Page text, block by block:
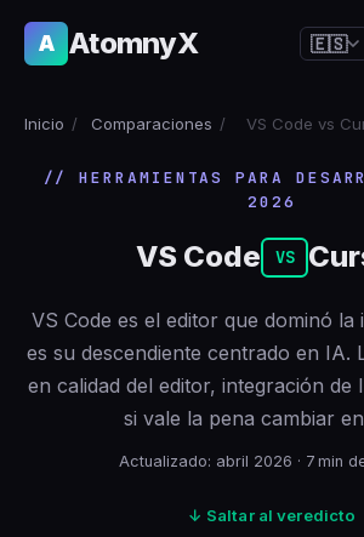
A AtomnyX 🇪🇸
🇪🇸Español
🇧🇷Português
🇩🇪Deutsch
🇯🇵日本語
🇷🇺Русский
🇨🇳
🇮🇹
Inicio / Comparaciones / VS Code vs
// HERRAMIENTAS PARA
2026
VS Code VS
VS Code es el editor que dominó la
es su descendiente centrado en IA.
en calidad del editor, integración de
si vale la pena cambiar
Actualizado: abril 2026 · 7 min
↓ Saltar al veredicto